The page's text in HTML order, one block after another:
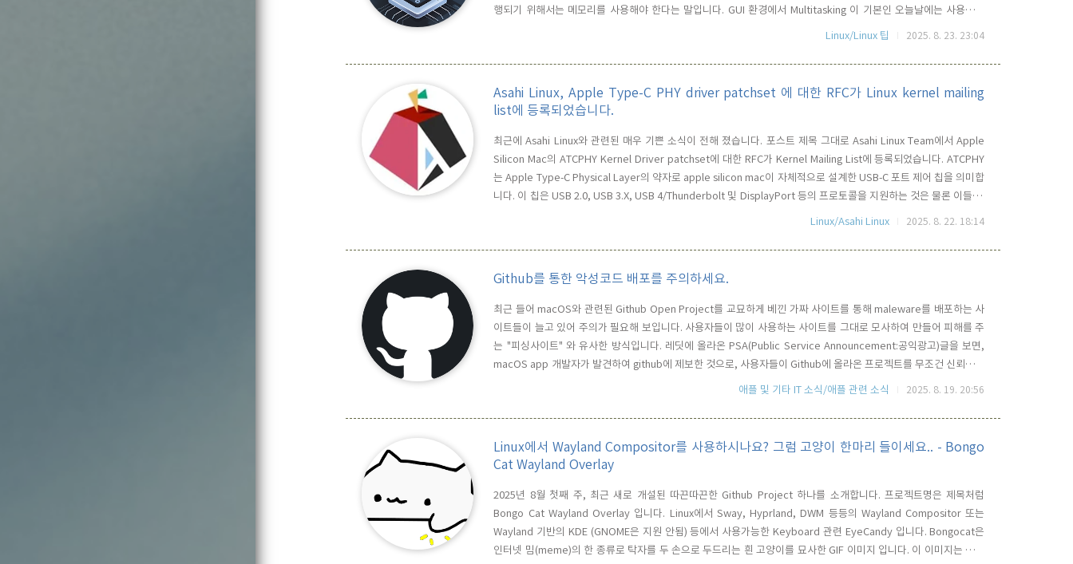
행되기 위해서는 메모리를 사용해야 한다는 말입니다. GUI 환경에서 Multitasking 이 기본인 오늘날에는 사용자의
workflow에 따라 매우 많은 프로그램들이 동시에 실행되어 사용되게 됩니다. 당연히 사용자가 실행한 이 모든 app
Linux/Linux 팁 2025. 8. 23. 23:04
Asahi Linux, Apple Type-C PHY driver patchset 에 대한 RFC가 Linux kernel mailing
list에 등록되었습니다.
최근에 Asahi Linux와 관련된 매우 기쁜 소식이 전해 졌습니다. 포스트 제목 그대로 Asahi Linux Team에서 Apple
Silicon Mac의 ATCPHY Kernel Driver patchset에 대한 RFC가 Kernel Mailing List에 등록되었습니다. ATCPHY
는 Apple Type-C Physical Layer의 약자로 apple silicon mac이 자체적으로 설계한 USB-C 포트 제어 칩을 의미합
니다. 이 칩은 USB 2.0, USB 3.X, USB 4/Thunderbolt 및 DisplayPort 등의 프로토콜을 지원하는 것은 물론 이들 모
든 인터페이스에 대한 Multiplexing을 처리합니다. patchset이라는 것은 여러 개의 patch를 묶어 놓은 ..
Linux/Asahi Linux 2025. 8. 22. 18:14
Github를 통한 악성코드 배포를 주의하세요.
최근 들어 macOS와 관련된 Github Open Project를 교묘하게 베낀 가짜 사이트를 통해 maleware를 배포하는 사
이트들이 늘고 있어 주의가 필요해 보입니다. 사용자들이 많이 사용하는 사이트를 그대로 모사하여 만들어 피해를 주
는 "피싱사이트" 와 유사한 방식입니다. 레딧에 올라온 PSA(Public Service Announcement:공익광고)글을 보면,
macOS app 개발자가 발견하여 github에 제보한 것으로, 사용자들이 Github에 올라온 프로젝트를 무조건 신뢰해서
는 안된다는 것을 경고하고 있습니다. 일단 Github을 단순 검색하여 방문하고 해당 app을 다운로드 받아서 설치 및
애플 및 기타 IT 소식/애플 관련 소식 2025. 8. 19. 20:56
Linux에서 Wayland Compositor를 사용하시나요? 그럼 고양이 한마리 들이세요.. - Bongo
Cat Wayland Overlay
2025년 8월 첫째 주, 최근 새로 개설된 따끈따끈한 Github Project 하나를 소개합니다. 프로젝트명은 제목처럼
Bongo Cat Wayland Overlay 입니다. Linux에서 Sway, Hyprland, DWM 등등의 Wayland Compositor 또는
Wayland 기반의 KDE (GNOME은 지원 안됨) 등에서 사용가능한 Keyboard 관련 EyeCandy 입니다. Bongocat은
인터넷 밈(meme)의 한 종류로 탁자를 두 손으로 두드리는 흰 고양이를 묘사한 GIF 이미지 입니다. 이 이미지는 마치